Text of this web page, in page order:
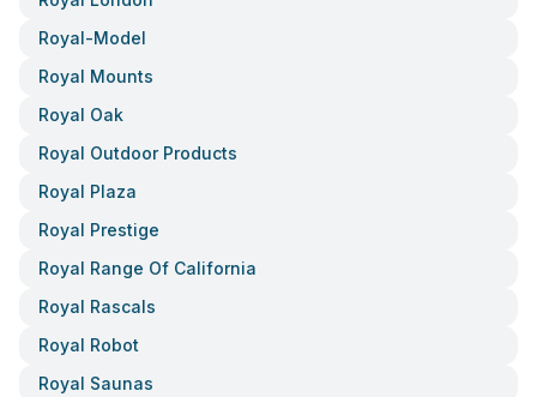
Royal-Model
Royal Mounts
Royal Oak
Royal Outdoor Products
Royal Plaza
Royal Prestige
Royal Range Of California
Royal Rascals
Royal Robot
Royal Saunas